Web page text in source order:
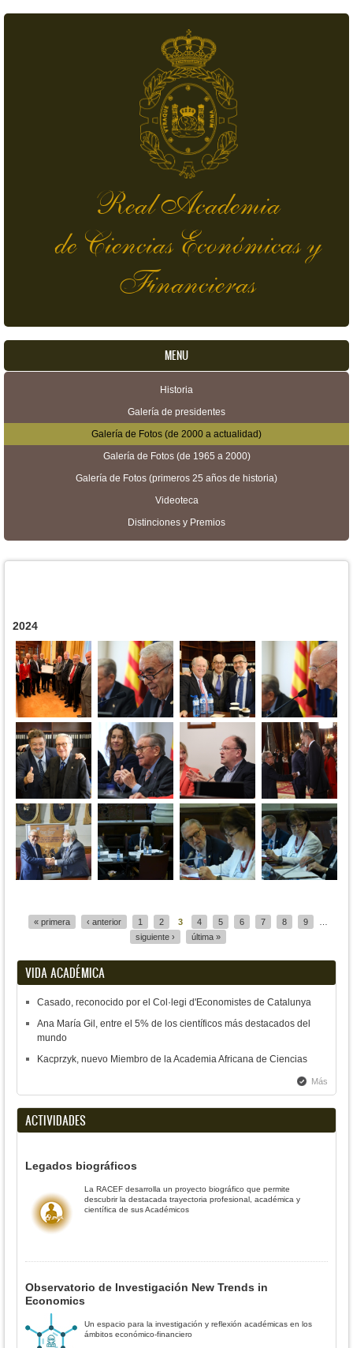
Real Academia
de Ciencias Económicas y
Financieras
MENU
Historia
Galería de presidentes
Galería de Fotos (de 2000 a actualidad)
Galería de Fotos (de 1965 a 2000)
Galería de Fotos (primeros 25 años de historia)
Videoteca
Distinciones y Premios
2024
« primera ‹ anterior 1 2 3 4 5 6 7 8 9
siguiente ›
última »
VIDA ACADÉMICA
Casado, reconocido por el Col·legi d'Economistes de Catalunya
Ana María Gil, entre el 5% de los científicos más destacados del
mundo
Kacprzyk, nuevo Miembro de la Academia Africana de Ciencias
Más
ACTIVIDADES
Legados biográficos
La RACEF desarrolla un proyecto biográfico que permite
descubrir la destacada trayectoria profesional, académica y
científica de sus Académicos
Observatorio de Investigación New Trends in
Economics
Un espacio para la investigación y reflexión académicas en los
ámbitos económico-financiero